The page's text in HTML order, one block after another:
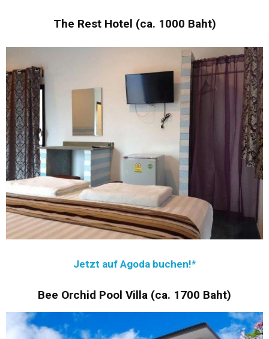
The Rest Hotel (ca. 1000 Baht)
Jetzt auf Agoda buchen!
Bee Orchid Pool Villa (ca. 1700 Baht)